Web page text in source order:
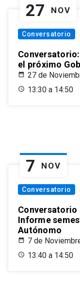
27 NOV
Conversatorio
el próximo
27 de
13:30 a 14:50
7 NOV
Conversatorio
Conversatorio
Informe
Autónomo
7 de
13:40 a 14:50